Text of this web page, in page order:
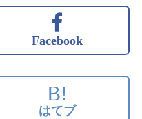
Facebook
B!
はてブ